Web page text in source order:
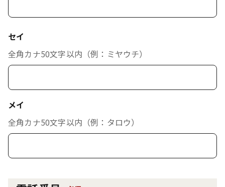
セイ
全角カナ50文字以内（例：ミヤウチ）
メイ
全角カナ50文字以内（例：タロウ）